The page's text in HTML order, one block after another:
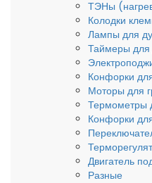
ТЭНы
Колодки
Лампы для
Таймеры для
Конфорки
Моторы для
Термометры
Конфорки
Двигатель
Разные